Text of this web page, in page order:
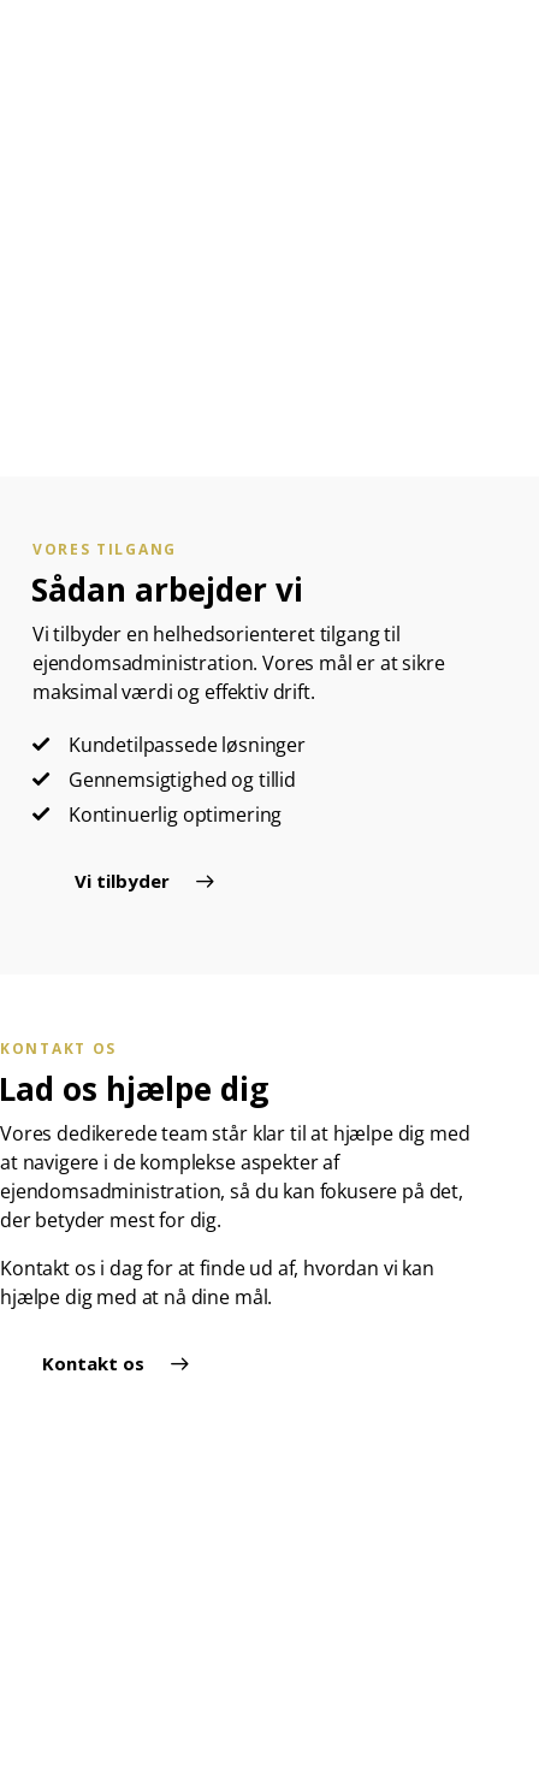
VORES TILGANG
Sådan arbejder vi
Vi tilbyder en helhedsorienteret tilgang til
ejendomsadministration. Vores mål er at sikre
maksimal værdi og effektiv drift.
Kundetilpassede løsninger
Gennemsigtighed og tillid
Kontinuerlig optimering
Vi tilbyder
KONTAKT OS
Lad os hjælpe dig
Vores dedikerede team står klar til at hjælpe dig med
at navigere i de komplekse aspekter af
ejendomsadministration, så du kan fokusere på det,
der betyder mest for dig.
Kontakt os i dag for at finde ud af, hvordan vi kan
hjælpe dig med at nå dine mål.
Kontakt os